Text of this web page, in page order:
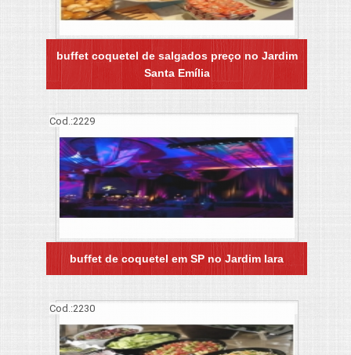
buffet coquetel de salgados preço no Jardim
Santa Emília
Cod.:2229
buffet de coquetel em SP no Jardim Iara
Cod.:2230